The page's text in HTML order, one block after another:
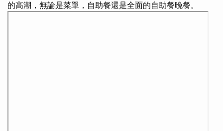
的高潮，無論是菜單，自助餐還是全面的自助餐晚餐。